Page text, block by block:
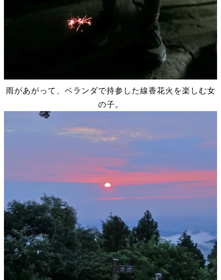
雨があがって、ベランダで持参した線香花火を楽しむ女
の子。